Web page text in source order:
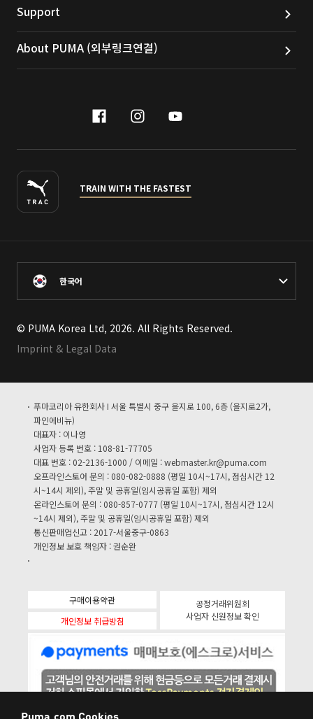
Support
About PUMA (외부링크연결)
facebook
instagram
youtube
TRAIN WITH THE FASTEST
한국어
© PUMA Korea Ltd, 2026. All Rights Reserved.
Imprint & Legal Data
푸마코리아 유한회사 I 서울 특별시 중구 을지로 100, 6층 (을지로2가,
파인에비뉴)
대표자 : 이나영
사업자 등록 번호 : 108-81-77705
대표 번호 : 02-2136-1000 / 이메일 :webmaster.kr@puma.com
오프라인스토어 문의 : 080-082-0888 (평일 10시~17시, 점심시간 12
시~14시 제외), 주말 및 공휴일(임시공휴일 포함) 제외
온라인스토어 문의 : 080-857-0777 (평일 10시~17시, 점심시간 12시
~14시 제외), 주말 및 공휴일(임시공휴일 포함) 제외
통신판매업신고 : 2017-서울중구-0863
개인정보 보호 책임자 : 권순완
구매이용약관
개인정보 취급방침
공정거래위원회
사업자 신원정보 확인